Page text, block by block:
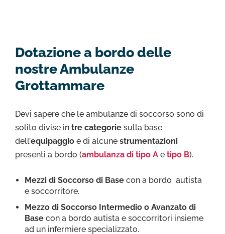
Dotazione a bordo delle
nostre Ambulanze
Grottammare
Devi sapere che le ambulanze di soccorso sono di
solito divise in tre categorie sulla base
dell’equipaggio e di alcune strumentazioni
presenti a bordo (ambulanza di tipo A e tipo B).
Mezzi di Soccorso di Basecon a bordo autista
e soccorritore.
Mezzo di Soccorso Intermedio o Avanzato di
Basecon a bordo autista e soccorritori insieme
ad un infermiere specializzato.